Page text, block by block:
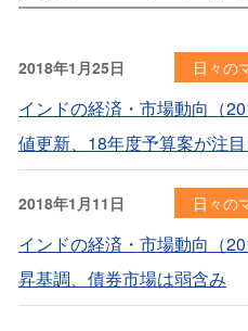
2018年1月25日 日々の
インドの経済・市場動向（
値更新、18年度予算案が注
2018年1月11日 日々の
インドの経済・市場動向（
昇基調、債券市場は弱含み